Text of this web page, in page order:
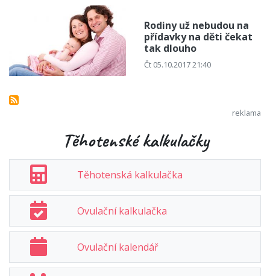
Rodiny už nebudou na
přídavky na děti čekat
tak dlouho
Čt 05.10.2017 21:40
Těhotenské kalkulačky
Těhotenská kalkulačka
Ovulační kalkulačka
Ovulační kalendář